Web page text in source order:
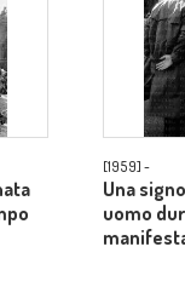
[1959] -
Una
uomo